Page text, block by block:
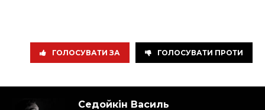
ГОЛОСУВАТИ ЗА ГОЛОСУВАТИ ПРОТИ
Седойкін Василь